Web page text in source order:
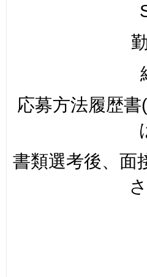
応募方法履歴
書類選考後、面